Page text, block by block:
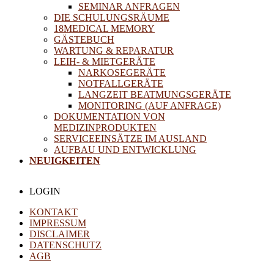
SEMINAR ANFRAGEN
DIE SCHULUNGSRÄUME
18MEDICAL MEMORY
GÄSTEBUCH
WARTUNG & REPARATUR
LEIH- & MIETGERÄTE
NARKOSEGERÄTE
NOTFALLGERÄTE
LANGZEIT BEATMUNGSGERÄTE
MONITORING (AUF ANFRAGE)
DOKUMENTATION VON
MEDIZINPRODUKTEN
SERVICEEINSÄTZE IM AUSLAND
AUFBAU UND ENTWICKLUNG
NEUIGKEITEN
LOGIN
KONTAKT
IMPRESSUM
DISCLAIMER
DATENSCHUTZ
AGB